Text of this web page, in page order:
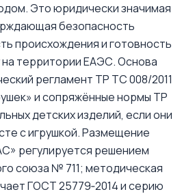
Это юридически значимая
безопасность
происхождения и готовность
территории ЕАЭС. Основа
регламент ТР ТС 008/2011
и сопряжённые нормы ТР
детских изделий, если они
с игрушкой. Размещение
регулируется решением
союза № 711; методическая
ГОСТ 25779‑2014 и серию